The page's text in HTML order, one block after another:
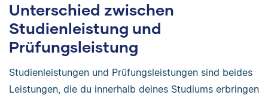
Unterschied zwischen
Studienleistung und
Prüfungsleistung
Studienleistungen und Prüfungsleistungen sind beides
Leistungen, die du innerhalb deines Studiums erbringen